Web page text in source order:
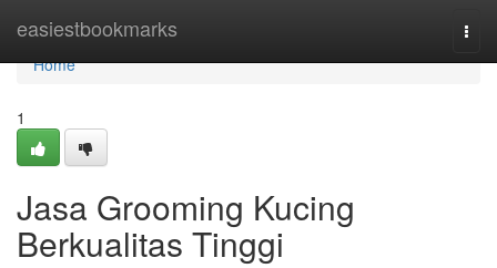
easiestbookmarks
Home
Home
1
Jasa Grooming Kucing
Berkualitas Tinggi